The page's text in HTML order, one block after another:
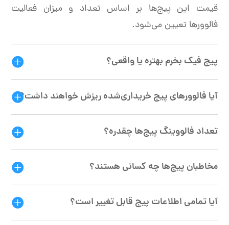
قیمت این پیج‌ها بر اساس تعداد و میزان فعالیت
فالوورها تعیین می‌شود.
پیج فیک بخرم بهتره یا واقعی؟
آیا فالوورهای پیج خریداری‌شده ریزش خواهند داشت؟
تعداد فالووینگ پیج‌ها چقدره؟
مخاطبان پیج‌ها چه کسانی هستند؟
آیا تمامی اطلاعات پیج قابل تغییر است؟